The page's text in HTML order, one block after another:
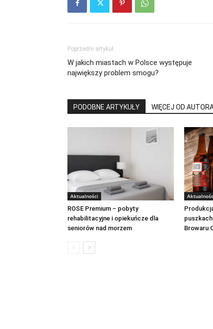
Poprzedni artykuł
W jakich miastach w Polsce występuje
największy problem smogu?
PODOBNE ARTYKUŁY WIĘCEJ OD
Aktualności
ROSE Premium – pobyty
rehabilitacyjne i opiekuńcze dla
seniorów nad morzem
Browaru